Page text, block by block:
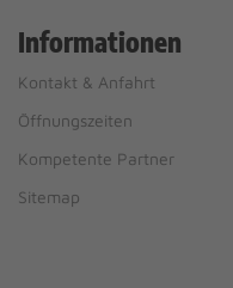
Informationen
Kontakt & Anfahrt
Öffnungszeiten
Kompetente Partner
Sitemap